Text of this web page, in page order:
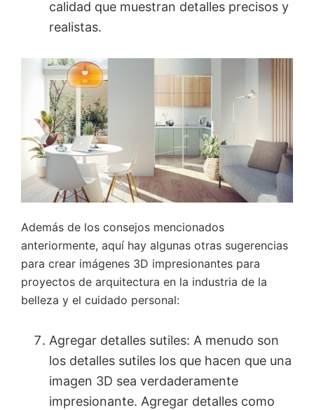
calidad que muestran detalles precisos y
realistas.
Además de los consejos mencionados
anteriormente, aquí hay algunas otras sugerencias
para crear imágenes 3D impresionantes para
proyectos de arquitectura en la industria de la
belleza y el cuidado personal:
Agregar detalles sutiles: A menudo son
los detalles sutiles los que hacen que una
imagen 3D sea verdaderamente
impresionante. Agregar detalles como